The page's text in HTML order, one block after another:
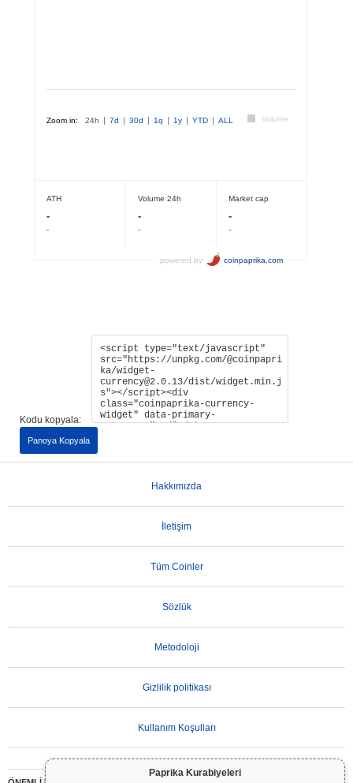
Paprika Kurabiyeleri
Kodu kopyala:
Panoya Kopyala
Hakkımızda
İletişim
Tüm Coinler
Sözlük
Metodoloji
Gizlilik politikası
Kullanım Koşulları